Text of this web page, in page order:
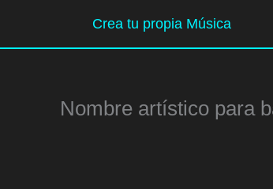
contenido
Crea tu propia Música
Nombre artístico para